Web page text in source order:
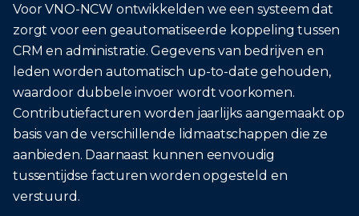
Voor VNO-NCW ontwikkelden we een systeem dat
zorgt voor een geautomatiseerde koppeling tussen
CRM en administratie. Gegevens van bedrijven en
leden worden automatisch up-to-date gehouden,
waardoor dubbele invoer wordt voorkomen.
Contributiefacturen worden jaarlijks aangemaakt op
basis van de verschillende lidmaatschappen die ze
aanbieden. Daarnaast kunnen eenvoudig
tussentijdse facturen worden opgesteld en
verstuurd.